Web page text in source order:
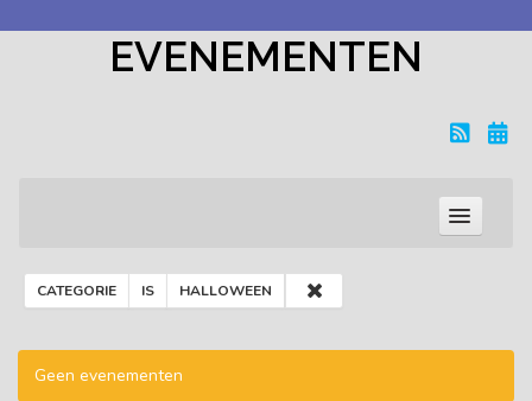
EXTRA
EVENEMENTEN
Bevat
CATEGORIE IS HALLOWEEN
Geen evenementen